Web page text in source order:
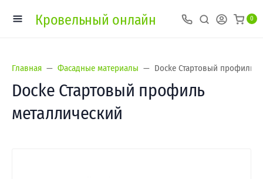
Кровельный онлайн 0
Главная Фасадные материалы Docke Стартовый профиль
Docke Стартовый профиль
металлический